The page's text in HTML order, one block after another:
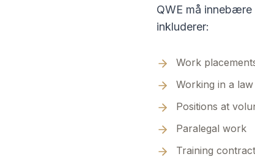
QWE må
inkluderer:
Work
Working in a
Positions at
Paralegal work
Training